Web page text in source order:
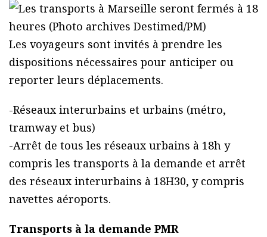
Les voyageurs sont invités à prendre les
dispositions nécessaires pour anticiper ou
reporter leurs déplacements.
-Réseaux interurbains et urbains (métro,
tramway et bus)
-Arrêt de tous les réseaux urbains à 18h y
compris les transports à la demande et arrêt
des réseaux interurbains à 18H30, y compris
navettes aéroports.
Transports à la demande PMR